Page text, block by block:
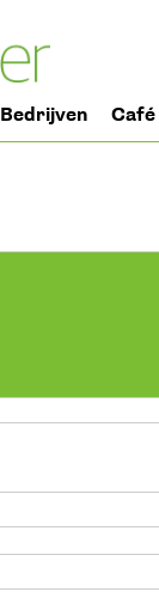
Bedrijven Café